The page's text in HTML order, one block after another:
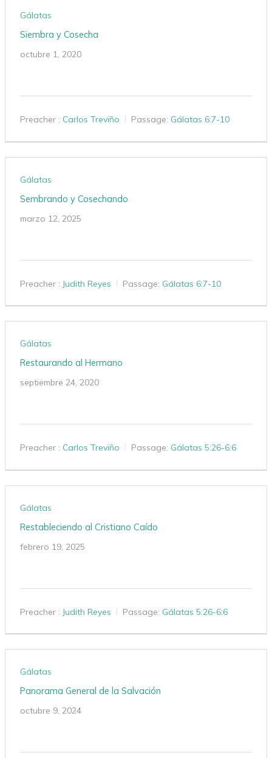
Gálatas
Siembra y Cosecha
octubre 1, 2020
Preacher : Carlos Treviño Passage: Gálatas 6:7-10
Gálatas
Sembrando y Cosechando
marzo 12, 2025
Preacher : Judith Reyes Passage: Gálatas 6:7-10
Gálatas
Restaurando al Hermano
septiembre 24, 2020
Preacher : Carlos Treviño Passage: Gálatas 5:26-6:6
Gálatas
Restableciendo al Cristiano Caído
febrero 19, 2025
Preacher : Judith Reyes Passage: Gálatas 5:26-6:6
Gálatas
Panorama General de la Salvación
octubre 9, 2024